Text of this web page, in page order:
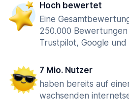
Hoch bewertet
Eine
250.000
Trustpilot, Google und
7 Mio. Nutzer
haben bereits auf
wachsenden